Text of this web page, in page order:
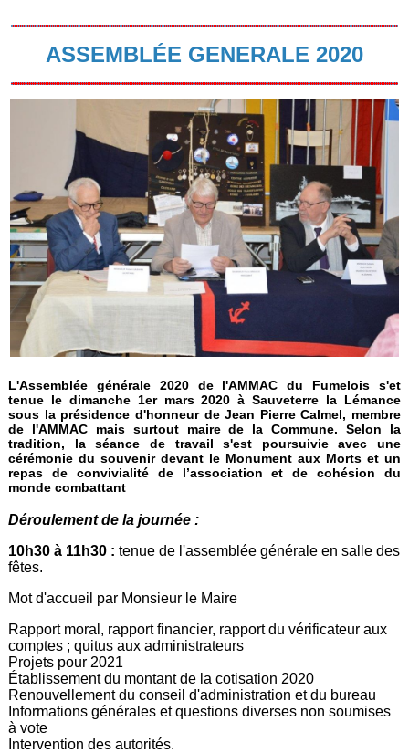
ASSEMBLÉE GENERALE 2020
L'Assemblée générale 2020 de l'AMMAC du Fumelois s'et
tenue le dimanche 1er mars 2020 à Sauveterre la Lémance
sous la présidence d'honneur de Jean Pierre Calmel, membre
de l'AMMAC mais surtout maire de la Commune. Selon la
tradition, la séance de travail s'est poursuivie avec une
cérémonie du souvenir devant le Monument aux Morts et un
repas de convivialité de l’association et de cohésion du
monde combattant
Déroulement de la journée :
10h30 à 11h30 : tenue de l'assemblée générale en salle des
fêtes.
Mot d'accueil par Monsieur le Maire
Rapport moral, rapport financier, rapport du vérificateur aux
comptes ; quitus aux administrateurs
Projets pour 2021
Établissement du montant de la cotisation 2020
Renouvellement du conseil d'administration et du bureau
Informations générales et questions diverses non soumises
à vote
Intervention des autorités.